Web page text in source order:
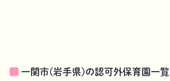
一関市(岩手県)の認可外保育園一覧